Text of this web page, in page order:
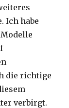
Ich habe
die richtige
verbirgt.